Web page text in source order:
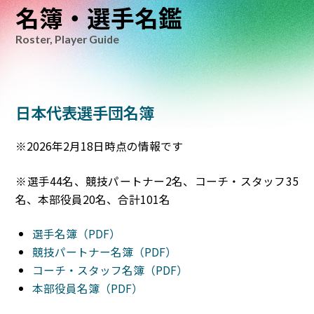
名簿・選手名鑑
Roster, Player Guide
日本代表選手団名簿
※2026年2月18日時点の情報です
※選手44名、競技パートナー2名、コーチ・スタッフ35
名、本部役員20名、合計101名
選手名簿（PDF）
競技パートナー名簿（PDF）
コーチ・スタッフ名簿（PDF）
本部役員名簿（PDF）